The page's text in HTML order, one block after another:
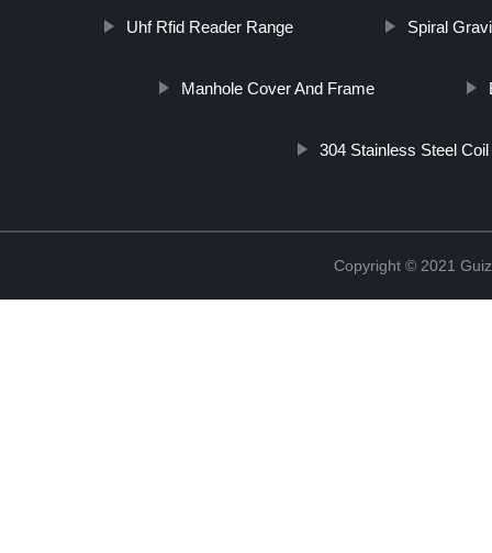
Uhf Rfid Reader Range Spiral
Manhole Cover And Frame
304 Stainless Steel Coil
Copyright © 2021